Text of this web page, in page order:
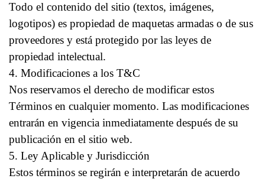
Todo el contenido del sitio (textos, imágenes,
logotipos) es propiedad de maquetas armadas o de sus
proveedores y está protegido por las leyes de
propiedad intelectual.
4. Modificaciones a los T&C
Nos reservamos el derecho de modificar estos
Términos en cualquier momento. Las modificaciones
entrarán en vigencia inmediatamente después de su
publicación en el sitio web.
5. Ley Aplicable y Jurisdicción
Estos términos se regirán e interpretarán de acuerdo